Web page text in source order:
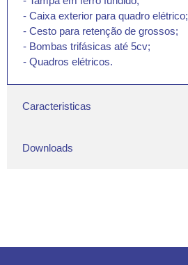
- Caixa exterior para quadro elétrico;
- Cesto para retenção de grossos;
- Bombas trifásicas até 5cv;
- Quadros elétricos.
Caracteristicas
Downloads